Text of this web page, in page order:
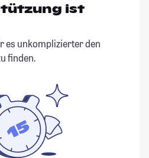
ist
es unkomplizierter den
finden.